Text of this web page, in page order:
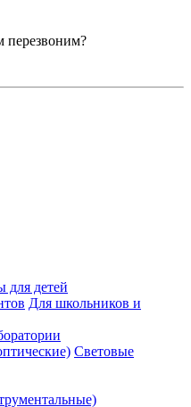
перезвоним?
для детей
Для школьников и
Световые